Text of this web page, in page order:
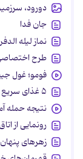
دورود،
جان فدا
نماز لیله
طرح
فومو؛ غول
۵ غذای سریع و سالم برای طبیعت‌گردی
نتیجه حمله
رونمایی از
زهرهای